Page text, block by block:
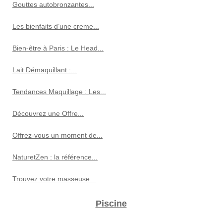
Gouttes autobronzantes...
Les bienfaits d’une creme...
Bien-être à Paris : Le Head...
Lait Démaquillant :...
Tendances Maquillage : Les...
Découvrez une Offre...
Offrez-vous un moment de...
NaturetZen : la référence...
Trouvez votre masseuse...
Piscine